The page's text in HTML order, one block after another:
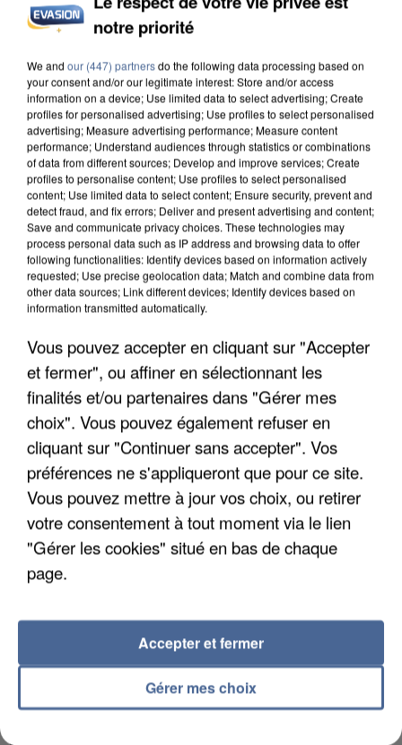
INCENDIES : L’ÎLE-DE-FRANCE LANCE UN ÉLAN
DE SOLIDARITÉ AVEC LES...
APRÈS TOUTES CES CANICULES, LES REFUGES
DE FAUNE SAUVAGE SONT...
notre priorité
We and our (447) partnersdo the following data processing based on
your consent and/or our legitimate interest: Store and/or access
information on a device; Use limited data to select advertising; Create
profiles for personalised advertising; Use profiles to select personalised
advertising; Measure advertising performance; Measure content
performance; Understand audiences through statistics or combinations
of data from different sources; Develop and improve services; Create
profiles to personalise content; Use profiles to select personalised
content; Use limited data to select content; Ensure security, prevent and
detect fraud, and fix errors; Deliver and present advertising and content;
Save and communicate privacy choices. These technologies may
process personal data such as IP address and browsing data to offer
following functionalities: Identify devices based on information actively
requested; Use precise geolocation data; Match and combine data from
other data sources; Link different devices; Identify devices based on
information transmitted automatically.
Vous pouvez accepter en cliquant sur "Accepter
et fermer", ou affiner en sélectionnant les
finalités et/ou partenaires dans "Gérer mes
choix". Vous pouvez également refuser en
cliquant sur "Continuer sans accepter". Vos
préférences ne s'appliqueront que pour ce site.
Vous pouvez mettre à jour vos choix, ou retirer
votre consentement à tout moment via le lien
"Gérer les cookies" situé en bas de chaque
page.
Gérer mes choix
Accepter et fermer